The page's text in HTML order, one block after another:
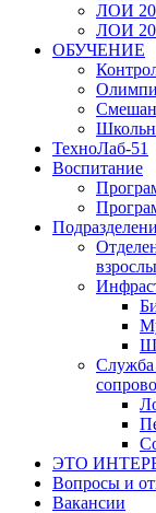
ЛОИ
ЛОИ
ОБУЧЕНИЕ
ТехноЛаб-51
Воспитание
Служба
ЭТО
Вопросы и
Вакансии